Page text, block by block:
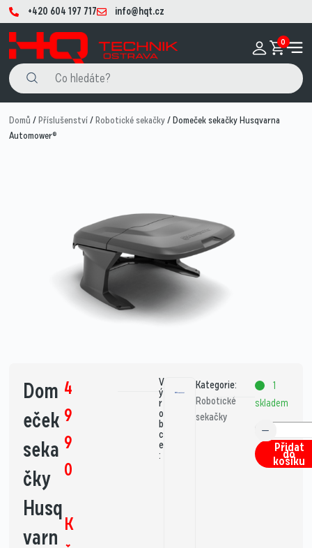
+420 604 197 717 info@hqt.cz
0
Domů /Příslušenství/Robotické sekačky/ Domeček sekačky Husqvarna
Automower®
Dom
eček
seka
čky
Husq
varn
4
9
9
0
K
V
ý
r
o
b
c
e
:
Kategorie:
Robotické
sekačky
1
skladem
Přidat
do
košíku